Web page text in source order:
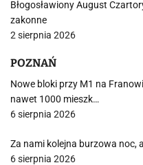
Błogosławiony August
zakonne
2 sierpnia 2026
POZNAŃ
Nowe bloki przy M1 na
nawet 1000 mieszk…
6 sierpnia 2026
Za nami kolejna burzowa noc,
6 sierpnia 2026